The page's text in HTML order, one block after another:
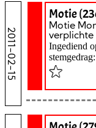
2011-02-15
Motie
Motie
verplichte
Ingediend